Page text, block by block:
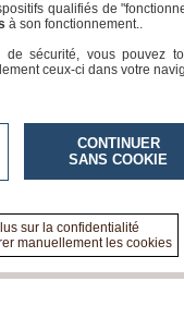
tvlocale.fr
qualifiés de
à son fonctionnement..
sécurité, vous pouvez
ceux-ci dans votre
CONTINUER
SANS COOKIE
sur la confidentialité
manuellement les cookies